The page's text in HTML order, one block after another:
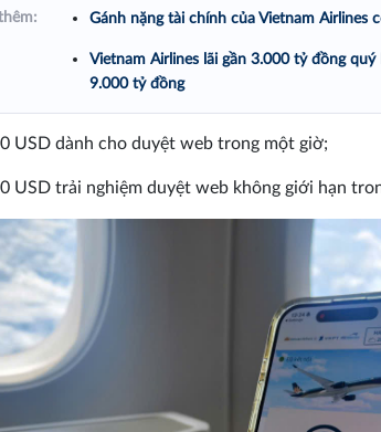
Gánh nặng tài chính của Vietnam Airlines
Vietnam Airlines lãi gần 3.000 tỷ đồng
9.000 tỷ đồng
USD dành cho duyệt web trong một giờ;
USD trải nghiệm duyệt web không giới hạn